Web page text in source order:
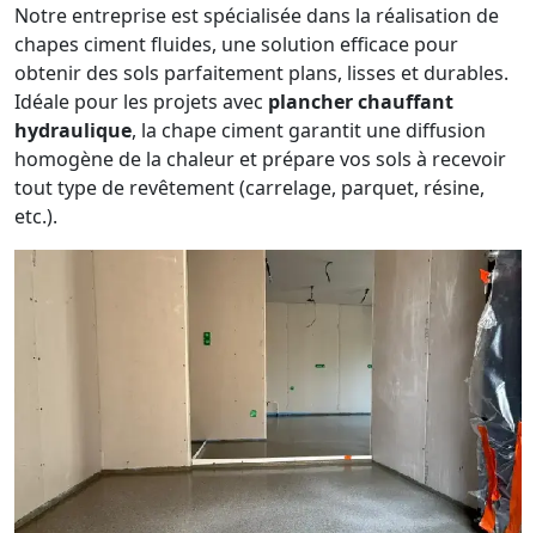
Notre entreprise est spécialisée dans la réalisation de
chapes ciment fluides, une solution efficace pour
obtenir des sols parfaitement plans, lisses et durables.
Idéale pour les projets avec plancher chauffant
hydraulique, la chape ciment garantit une diffusion
homogène de la chaleur et prépare vos sols à recevoir
tout type de revêtement (carrelage, parquet, résine,
etc.).